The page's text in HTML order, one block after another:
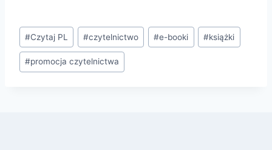
Tagi
wpisu:
#Czytaj PL #czytelnictwo #e-booki #książki
#promocja czytelnictwa